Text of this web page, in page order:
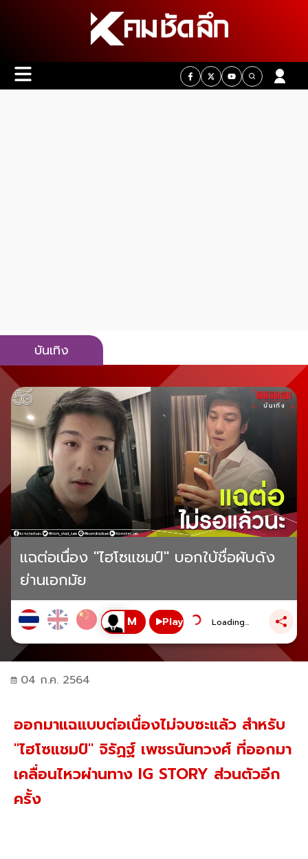
บันเทิง
แฉต่อเนื่อง "ไฮโซแชมป์" บอกใบ้ชื่อผับดัง
ย่านเอกมัย
Play Loading...
04 ก.ค. 2564
ออกมาแฉแบบต่อเนื่องไม่จบซะแล้ว สำหรับ
"ไฮโซแชมป์" จิรัฏฐ์ เพชรนันทวงศ์ ที่ออกมา
เคลื่อนไหวผ่านทาง IG STORY ส่วนตัวอีก
ครั้ง